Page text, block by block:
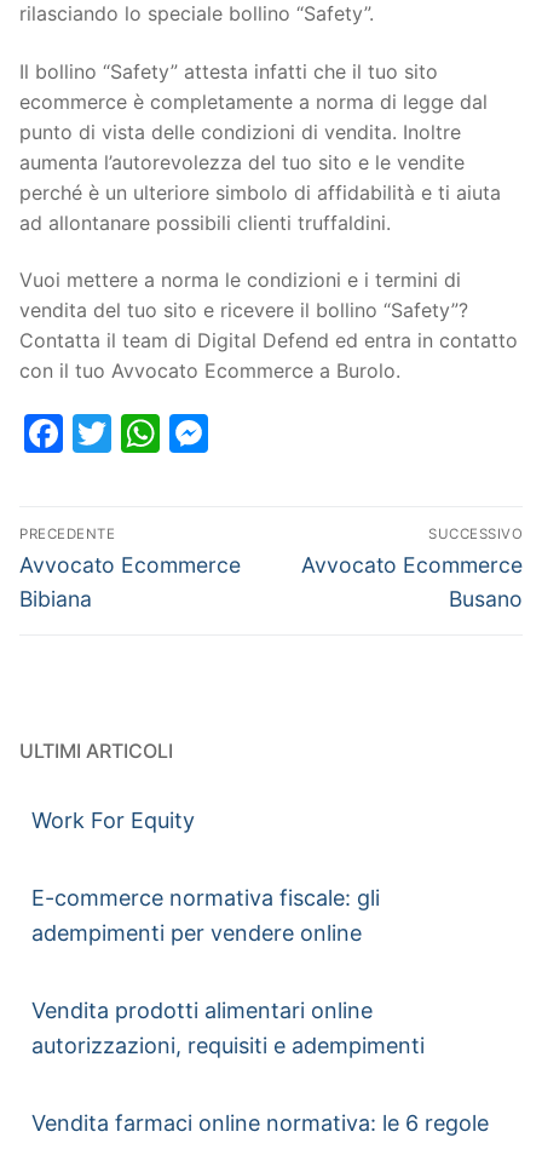
rilasciando lo speciale bollino “Safety”.
Il bollino “Safety” attesta infatti che il tuo sito
ecommerce è completamente a norma di legge dal
punto di vista delle condizioni di vendita. Inoltre
aumenta l’autorevolezza del tuo sito e le vendite
perché è un ulteriore simbolo di affidabilità e ti aiuta
ad allontanare possibili clienti truffaldini.
Vuoi mettere a norma le condizioni e i termini di
vendita del tuo sito e ricevere il bollino “Safety”?
Contatta il team di Digital Defend ed entra in contatto
con il tuo Avvocato Ecommerce a Burolo.
Facebook
TwitterWhatsApp
PRECEDENTE
Avvocato Ecommerce
Bibiana
SUCCESSIVO
Avvocato Ecommerce
Busano
ULTIMI ARTICOLI
Work For Equity
E-commerce normativa fiscale: gli
adempimenti per vendere online
Vendita prodotti alimentari online
autorizzazioni, requisiti e adempimenti
Vendita farmaci online normativa: le 6 regole